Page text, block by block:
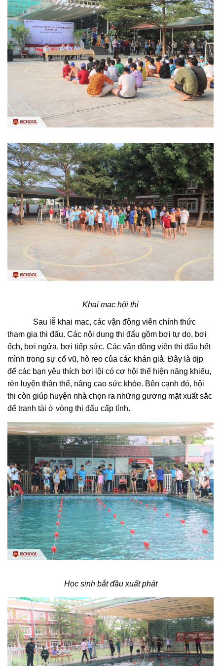
Khai mạc hội thi
Sau lễ khai mạc, các vận động viên chính thức
tham gia thi đấu. Các nội dung thi đấu gồm bơi tự do, bơi
ếch, bơi ngửa, bơi tiếp sức. Các vận động viên thi đấu hết
mình trong sự cổ vũ, hò reo của các khán giả. Đây là dịp
để các bạn yêu thích bơi lội có cơ hội thể hiện năng khiếu,
rèn luyện thân thể, nâng cao sức khỏe. Bên cạnh đó, hội
thi còn giúp huyện nhà chọn ra những gương mặt xuất sắc
để tranh tài ở vòng thi đấu cấp tỉnh.
Học sinh bắt đầu xuất phát